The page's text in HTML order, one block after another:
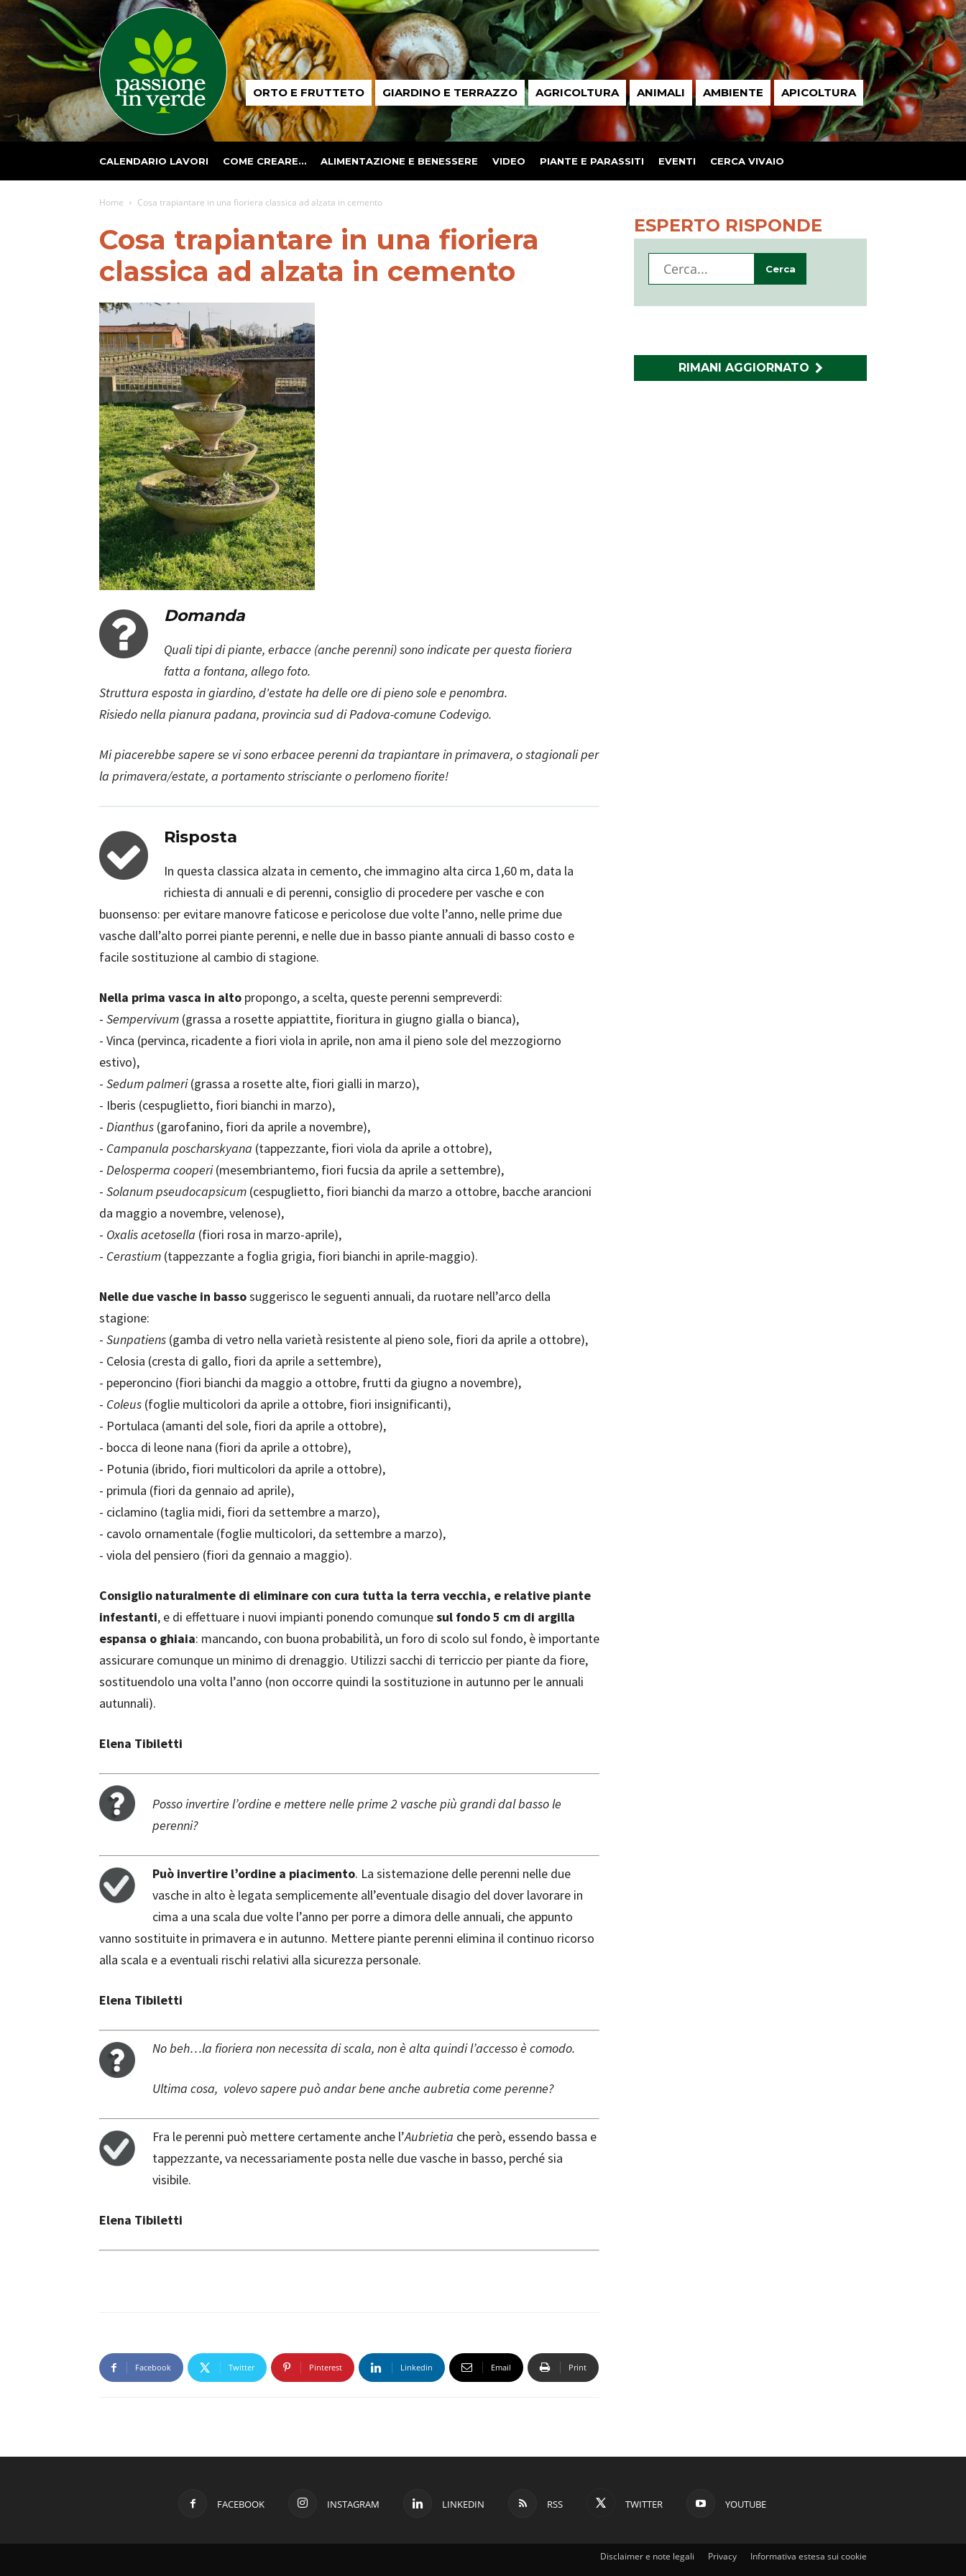
Passione
in ORTO E FRUTTETO GIARDINO E TERRAZZO AGRICOLTURA ANIMALI AMBIENTE APICOLTURA
CALENDARIO LAVORI COME CREARE… ALIMENTAZIONE E BENESSERE VIDEO PIANTE E PARASSITI EVENTI CERCA VIVAIO
Home Cosa trapiantare in una fioriera classica ad alzata in cemento
Cosa trapiantare in una fioriera
classica ad alzata in cemento
Domanda
Quali tipi di piante, erbacce (anche perenni) sono indicate per questa fioriera
fatta a fontana, allego foto.
Struttura esposta in giardino, d'estate ha delle ore di pieno sole e penombra.
Risiedo nella pianura padana, provincia sud di Padova-comune Codevigo.
Mi piacerebbe sapere se vi sono erbacee perenni da trapiantare in primavera, o stagionali per
la primavera/estate, a portamento strisciante o perlomeno fiorite!
Risposta
In questa classica alzata in cemento, che immagino alta circa 1,60 m, data la
richiesta di annuali e di perenni, consiglio di procedere per vasche e con
buonsenso: per evitare manovre faticose e pericolose due volte l’anno, nelle prime due
vasche dall’alto porrei piante perenni, e nelle due in basso piante annuali di basso costo e
facile sostituzione al cambio di stagione.
Nella prima vasca in alto propongo, a scelta, queste perenni sempreverdi:
- Sempervivum (grassa a rosette appiattite, fioritura in giugno gialla o bianca),
- Vinca (pervinca, ricadente a fiori viola in aprile, non ama il pieno sole del mezzogiorno
estivo),
- Sedum palmeri(grassa a rosette alte, fiori gialli in marzo),
- Iberis (cespuglietto, fiori bianchi in marzo),
- Dianthus (garofanino, fiori da aprile a novembre),
- Campanula poscharskyana (tappezzante, fiori viola da aprile a ottobre),
- Delosperma cooperi(mesembriantemo, fiori fucsia da aprile a settembre),
- Solanum pseudocapsicum (cespuglietto, fiori bianchi da marzo a ottobre, bacche arancioni
da maggio a novembre, velenose),
- Oxalis acetosella (fiori rosa in marzo-aprile),
- Cerastium (tappezzante a foglia grigia, fiori bianchi in aprile-maggio).
Nelle due vasche in bassosuggerisco le seguenti annuali, da ruotare nell’arco della
stagione:
- Sunpatiens (gamba di vetro nella varietà resistente al pieno sole, fiori da aprile a ottobre),
- Celosia (cresta di gallo, fiori da aprile a settembre),
- peperoncino (fiori bianchi da maggio a ottobre, frutti da giugno a novembre),
- Coleus (foglie multicolori da aprile a ottobre, fiori insignificanti),
- Portulaca (amanti del sole, fiori da aprile a ottobre),
- bocca di leone nana (fiori da aprile a ottobre),
- Potunia (ibrido, fiori multicolori da aprile a ottobre),
- primula (fiori da gennaio ad aprile),
- ciclamino (taglia midi, fiori da settembre a marzo),
- cavolo ornamentale (foglie multicolori, da settembre a marzo),
- viola del pensiero (fiori da gennaio a maggio).
Consiglio naturalmente di eliminare con cura tutta la terra vecchia, e relative piante
infestanti, e di effettuare i nuovi impianti ponendo comunquesul fondo 5 cm di argilla
espansa o ghiaia: mancando, con buona probabilità, un foro di scolo sul fondo, è importante
assicurare comunque un minimo di drenaggio. Utilizzi sacchi di terriccio per piante da fiore,
sostituendolo una volta l’anno (non occorre quindi la sostituzione in autunno per le annuali
autunnali).
Elena Tibiletti
Posso invertire l’ordine e mettere nelle prime 2 vasche più grandi dal basso le
perenni?
Può invertire l’ordine a piacimento. La sistemazione delle perenni nelle due
vasche in alto è legata semplicemente all’eventuale disagio del dover lavorare in
cima a una scala due volte l’anno per porre a dimora delle annuali, che appunto
vanno sostituite in primavera e in autunno. Mettere piante perenni elimina il continuo ricorso
alla scala e a eventuali rischi relativi alla sicurezza personale.
Elena Tibiletti
No beh…la fioriera non necessita di scala, non è alta quindi l’accesso è comodo.
Ultima cosa, volevo sapere può andar bene anche aubretia come perenne?
Fra le perenni può mettere certamente anche l’Aubrietia che però, essendo bassa e
tappezzante, va necessariamente posta nelle due vasche in basso, perché sia
visibile.
Elena Tibiletti
Facebook Twitter Pinterest Linkedin Email Print
ESPERTO RISPONDE
RIMANI AGGIORNATO
FACEBOOK INSTAGRAM LINKEDIN RSS TWITTER YOUTUBE
Disclaimer e note legali Privacy Informativa estesa sui cookie